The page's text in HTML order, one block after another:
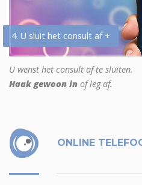
4. U sluit het consult af +
U wenst het consult af te sluiten.
Haak gewoon in of leg af.
ONLINE